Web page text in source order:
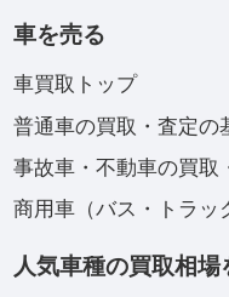
車を売る
車買取トップ
普通車の買取・査定の
事故車・不動車の買取
商用車（バス・トラッ
人気車種の買取相場